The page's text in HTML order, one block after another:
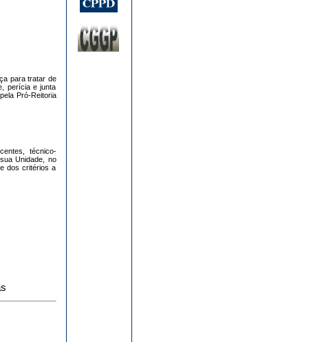
para tratar de
perícia e junta
Pró-Reitoria
técnico-
Unidade, no
dos critérios a